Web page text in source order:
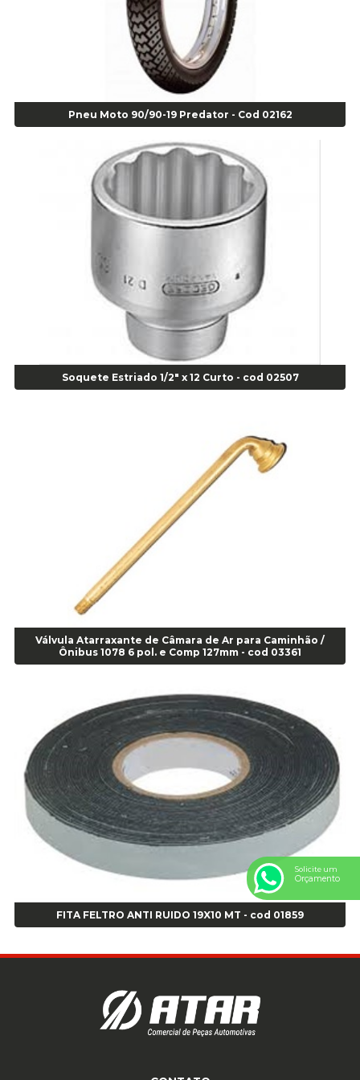
Agulha Escariadora Passeio - Cod 02978
Agulha Escariadora/ Alargadora Caminhão - COD. 02342
Agulha Inserto Pneu s/ câmara - Caminhão - Cod 01909
Agulha Inserto Pneu s/ câmara - Moto - cod 02973
Agulha Inserto Pneus s/ câmara - Passeio - Cod 00163
Agulha para Aplicação Vipstem- Vipal - Cod 02558
Alicate Anéis Interno Reto 3.3/8 pol x 6.1/2 pol - cod 00977
Alicate Bico Curvo - Cod 01781
Alicate Bico Reto - Cod 02804
Alicate Bico Reto Tipo Telefone - Cod 02911
Alicate Bomba D Água - Cod 01326
Alicate Corte Diagonal - Cod 02138
Alicate Corte Frontal - Cod 02685
Alicate Corte Frontal - Cod 02685
Alicate Corte Lateral Força Dupla - Cod 03105
Alicate de Corte Diagonal - cod 02138
Alicate para Abracadeira 3/16" x 1.3/16" 29840 - Gedore - Cod 02174
Alicate para Anéis Externos Bico Reto - Gedore A2 - Cod 00894
Alicate para Anéis Externos com Bico Curvo - Gedore A21 - Cod 00895
Alicate para Anéis Internos Bico Curvo - Gedore J21 - Cod 00893
Alicate para Anéis Tipo Trava Câmbio 8134 Gedore - Cod 02008
Alicate para Balanceamento - Cod 03078
Alicate para trava de cambio 398 11" - Corneta - Cod 03113
Alicate Universal - Cod 01718
Alicate Universal 8" Gedore - Cod 00133
Anel Centralizador Fiat 4 pçs - Amarelo - Cod 00517
Anel Centralizador Ford 4pçs - Verde - Cod 00518
Anel Centralizador Honda 4 pçs - Vermelho - Cod 01465
Anel Centralizador Peugeot 4pçs - Branco - Cod 01466
Anel Centralizador Renault 4pçs - Marrom - Cod 01467
Anel Centralizador Toyota 4pçs - Preto - Cod 01335
Anel Centralizador VW 4pçs - Laranja - Cod 00520
Anel de vedação Jumbo OR-224 TG - Cod: 03749
Anel de vedação Jumbo OR-449 Cod: 03752
Anel p/ montagem de pneu s/cam aro 22,5 - Cod 00166
Anel para Montagem do Pneu Sem Câmara Aro 24,5 - Cod 02935
Anel para Vedação OR 25 - Cod 01766
Anel para Vedação OR 325 - Cod 03390
Anel para Vedação OR 325 Nacional -Cod 01768
Anel para Vedação OR 335 Importado - Cod 01771
Anel para Vedação OR 339 - Cod 01772
Pneu Moto 90/90-19 Predator - Cod 02162
Soquete Estriado 1/2" x 12 Curto - cod 02507
Válvula Atarraxante de Câmara de Ar para Caminhão /
Ônibus 1078 6 pol. e Comp 127mm - cod 03361
FITA FELTRO ANTI RUIDO 19X10 MT - cod 01859
Solicite um
Orçamento